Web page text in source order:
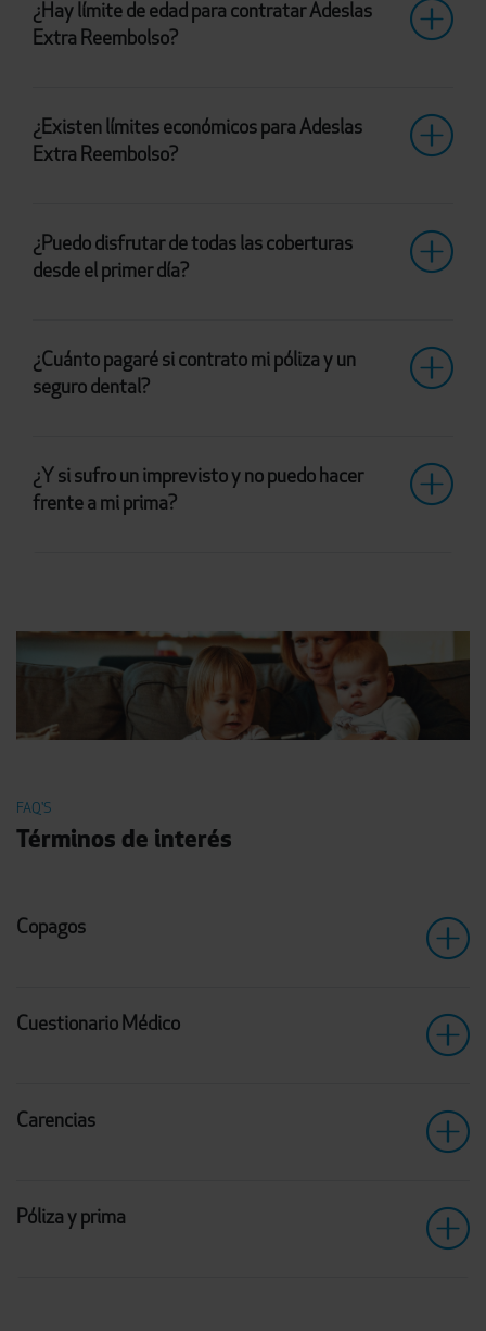
¿Hay límite de edad para contratar Adeslas
Extra Reembolso?
¿Existen límites económicos para Adeslas
Extra Reembolso?
¿Puedo disfrutar de todas las coberturas
desde el primer día?
¿Cuánto pagaré si contrato mi póliza y un
seguro dental?
¿Y si sufro un imprevisto y no puedo hacer
frente a mi prima?
FAQ'S
Términos de interés
Copagos
Cuestionario Médico
Carencias
Póliza y prima